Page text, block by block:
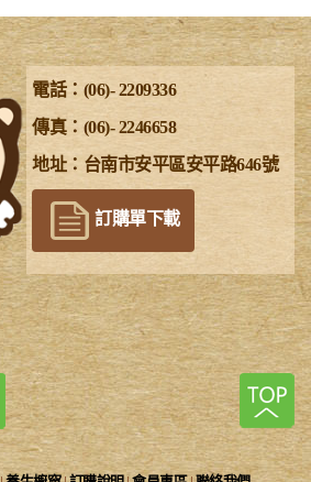
電話：(06)- 2209336
傳真：(06)- 2246658
地址：台南市安平區安平路646號
訂購單下載